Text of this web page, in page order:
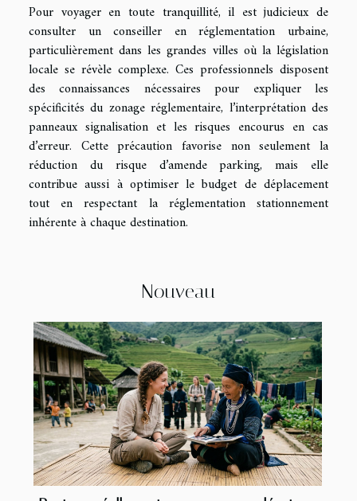
Pour voyager en toute tranquillité, il est judicieux de
consulter un conseiller en réglementation urbaine,
particulièrement dans les grandes villes où la législation
locale se révèle complexe. Ces professionnels disposent
des connaissances nécessaires pour expliquer les
spécificités du zonage réglementaire, l’interprétation des
panneaux signalisation et les risques encourus en cas
d’erreur. Cette précaution favorise non seulement la
réduction du risque d’amende parking, mais elle
contribue aussi à optimiser le budget de déplacement
tout en respectant la réglementation stationnement
inhérente à chaque destination.
Nouveau